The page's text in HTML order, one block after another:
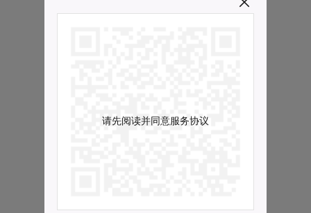
请先阅读并同意服务协议